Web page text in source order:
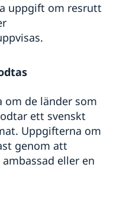
uppgift om resrutt
om de länder som
ett svenskt
Uppgifterna om
genom att
eller en